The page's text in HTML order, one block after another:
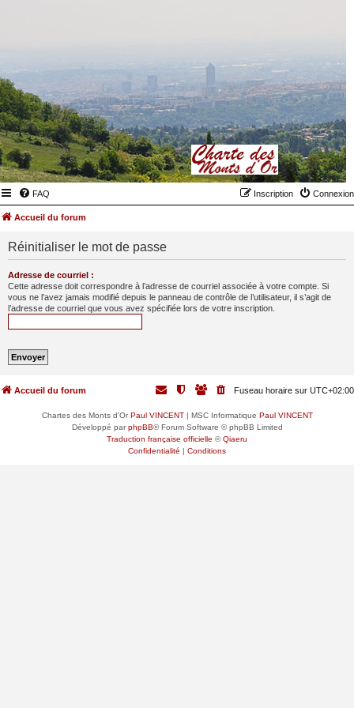
FAQ Connexion
Inscription
Accueil du forum
Réinitialiser le mot de passe
Adresse de courriel :
Cette adresse doit correspondre à l’adresse de courriel associée à votre compte. Si
vous ne l’avez jamais modifié depuis le panneau de contrôle de l’utilisateur, il s’agit de
l’adresse de courriel que vous avez spécifiée lors de votre inscription.
Accueil du forum Fuseau horaire sur UTC+02:00
Chartes des Monts d'OrPaul VINCENT| MSC Informatique Paul VINCENT
Développé parphpBB® Forum Software © phpBB Limited
Traduction française officielle ©Qiaeru
Confidentialité | Conditions